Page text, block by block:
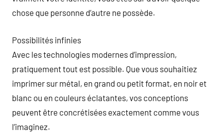
chose que personne d’autre ne possède.
Possibilités infinies
Avec les technologies modernes d’impression,
pratiquement tout est possible. Que vous souhaitiez
imprimer sur métal, en grand ou petit format, en noir et
blanc ou en couleurs éclatantes, vos conceptions
peuvent être concrétisées exactement comme vous
l’imaginez.